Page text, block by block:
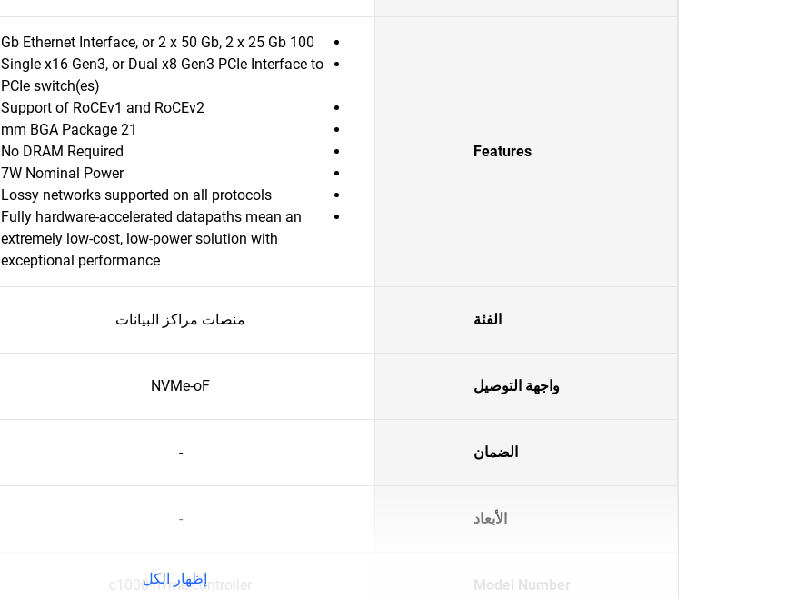
Features
100 Gb Ethernet Interface, or 2 x 50 Gb, 2 x 25 Gb
Single x16 Gen3, or Dual x8 Gen3 PCIe Interface to
PCIe switch(es)
Support of RoCEv1 and RoCEv2
21 mm BGA Package
No DRAM Required
7W Nominal Power
Lossy networks supported on all protocols
Fully hardware-accelerated datapaths mean an
extremely low-cost, low-power solution with
exceptional performance
الفئة منصات مراكز البيانات
واجهة التوصيل NVMe-oF
الضمان -
الأبعاد -
Model Number
c1000-nvme-controller
إظهار الكل